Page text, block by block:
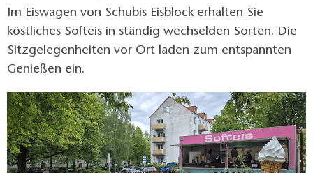
Im Eiswagen von Schubis Eisblock erhalten Sie
köstliches Softeis in ständig wechselden Sorten. Die
Sitzgelegenheiten vor Ort laden zum entspannten
Genießen ein.